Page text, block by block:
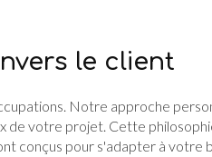
le client
Notre approche
de votre projet. Cette
conçus pour s'adapter à votre